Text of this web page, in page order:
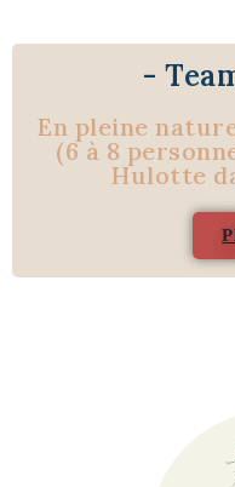
-
En pleine
(6 à 8
Hulotte